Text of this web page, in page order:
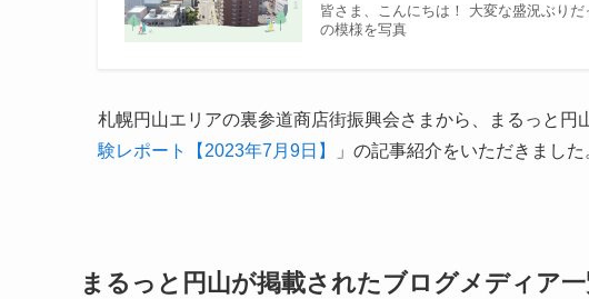
皆さま、こんにちは！ 大変な盛況ぶり
の模様を写真
札幌円山エリアの裏参道商店街振興会さまから、まるっと円
験レポート【2023年7月9日】
」の記事紹介をいただきました
まるっと円山が掲載されたブログメディア